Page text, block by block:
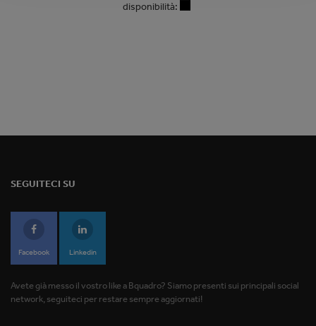
disponibilità:
SEGUITECI SU
Facebook Linkedin
Avete già messo il vostro like a Bquadro? Siamo presenti sui principali social
network, seguiteci per restare sempre aggiornati!